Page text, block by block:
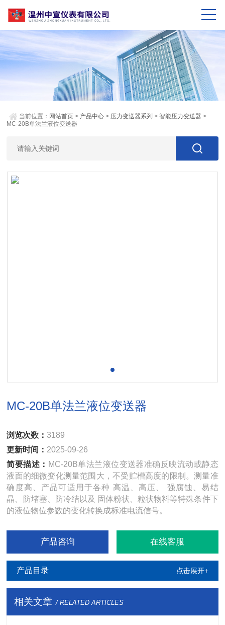
当前位置： 网站首页 > 产品中心 > 压力变送器系列 >智能压力变送器 >
MC-20B单法兰液位变送器
MC-20B单法兰液位变送器
浏览次数：3189
更新时间： 2025-09-26
简要描述： MC-20B单法兰液位变送器准确反映流动或静态
液面的细微变化测量范围大，不受贮槽高度的限制。测量准
确度高、产品可适用于各种 高温、高压、 强腐蚀、易结
晶、防堵塞、防冷结以及 固体粉状、粒状物料等特殊条件下
的液位物位参数的变化转换成标准电流信号。
产品咨询 在线客服
产品目录 点击展开+
相关文章 / RELATED ARTICLES